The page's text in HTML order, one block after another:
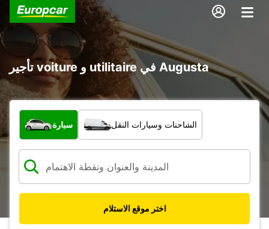
تأجير voiture و utilitaire في Augusta
ما نوع المركبة؟
سيارة الشاحنات وسيارات النقل
اختر موقع الاستلام